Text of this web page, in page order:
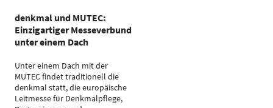
denkmal und MUTEC:
Einzigartiger Messeverbund
unter einem Dach
Unter einem Dach mit der
MUTEC findet traditionell die
denkmal statt, die europäische
Leitmesse für Denkmalpflege,